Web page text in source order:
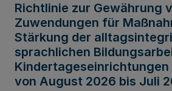
Richtlinie zur Gewährung
Zuwendungen für
Stärkung der
sprachlichen
Kindertageseinrichtungen
von August 2026 bis Juli